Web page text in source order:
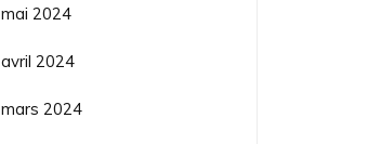
mai 2024
avril 2024
mars 2024